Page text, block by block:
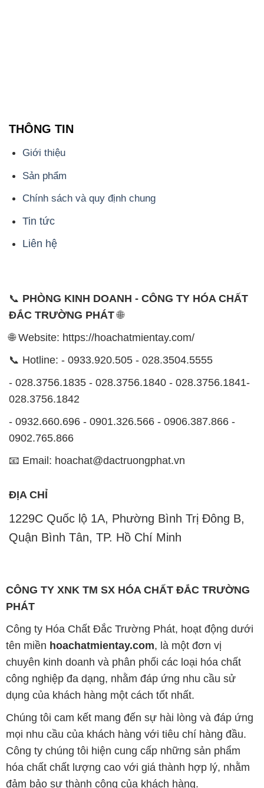
THÔNG TIN
Giới thiệu
Sản phẩm
Chính sách và quy định chung
Tin tức
Liên hệ
📞 PHÒNG KINH DOANH - CÔNG TY HÓA CHẤT
ĐẮC TRƯỜNG PHÁT🌐
🌐 Website: https://hoachatmientay.com/
📞 Hotline: - 0933.920.505 - 028.3504.5555
- 028.3756.1835 - 028.3756.1840 - 028.3756.1841-
028.3756.1842
- 0932.660.696 - 0901.326.566 - 0906.387.866 -
0902.765.866
📧 Email: hoachat@dactruongphat.vn
ĐỊA CHỈ
1229C Quốc lộ 1A, Phường Bình Trị Đông B,
Quận Bình Tân, TP. Hồ Chí Minh
CÔNG TY XNK TM SX HÓA CHẤT ĐẮC TRƯỜNG
PHÁT
Công ty Hóa Chất Đắc Trường Phát, hoạt động dưới
tên miền hoachatmientay.com, là một đơn vị
chuyên kinh doanh và phân phối các loại hóa chất
công nghiệp đa dạng, nhằm đáp ứng nhu cầu sử
dụng của khách hàng một cách tốt nhất.
Chúng tôi cam kết mang đến sự hài lòng và đáp ứng
mọi nhu cầu của khách hàng với tiêu chí hàng đầu.
Công ty chúng tôi hiện cung cấp những sản phẩm
hóa chất chất lượng cao với giá thành hợp lý, nhằm
đảm bảo sự thành công của khách hàng.